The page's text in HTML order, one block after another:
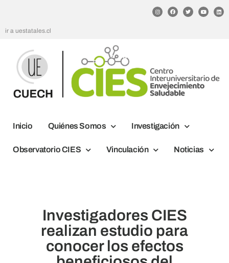
ir a uestatales.cl
Inicio Quiénes Somos Investigación
Observatorio CIES Vinculación Noticias
Investigadores CIES
realizan estudio para
conocer los efectos